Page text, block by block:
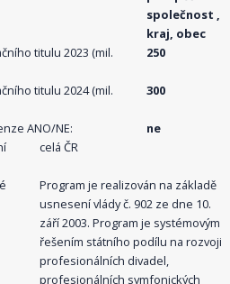
společnost ,
kraj, obec
titulu 2023 (mil.
250
titulu 2024 (mil.
300
ANO/NE:
ne
celá ČR
Program je realizován na základě
usnesení vlády č. 902 ze dne 10.
září 2003. Program je systémovým
řešením státního podílu na rozvoji
profesionálních divadel,
profesionálních symfonických